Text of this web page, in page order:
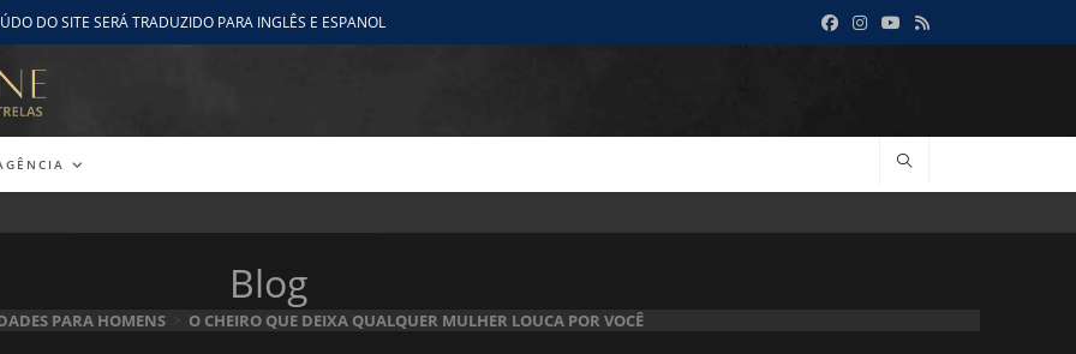
DO SITE SERÁ TRADUZIDO PARA INGLÊS E ESPANOL
Blog
PARA HOMENS O CHEIRO QUE DEIXA QUALQUER MULHER LOUCA POR VOCÊ